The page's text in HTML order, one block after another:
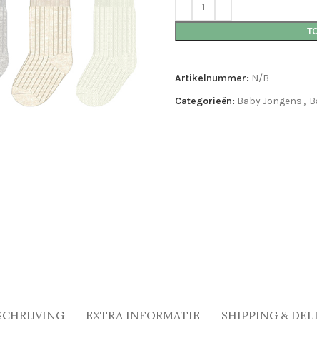
Artikelnummer: N/B
Categorieën: Baby Jongens ,
EXTRA INFORMATIE SHIPPING &